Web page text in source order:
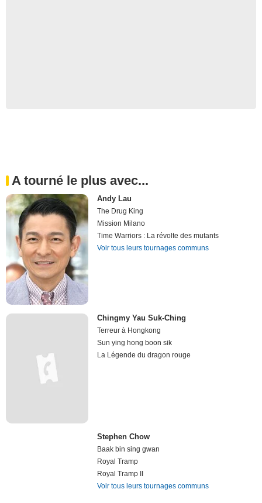
A tourné le plus avec...
Andy Lau
The Drug King
Mission Milano
Time Warriors : La révolte des mutants
Voir tous leurs tournages communs
Chingmy Yau Suk-Ching
Terreur à Hongkong
Sun ying hong boon sik
La Légende du dragon rouge
Stephen Chow
Baak bin sing gwan
Royal Tramp
Royal Tramp II
Voir tous leurs tournages communs